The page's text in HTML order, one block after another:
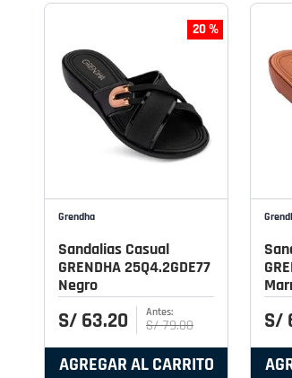
20 %
Grendha
Sandalias Casual
GRENDHA 25Q4.2GDE77
Negro
S/ 63.20 S/79.00
AGREGAR AL CARRITO
S/